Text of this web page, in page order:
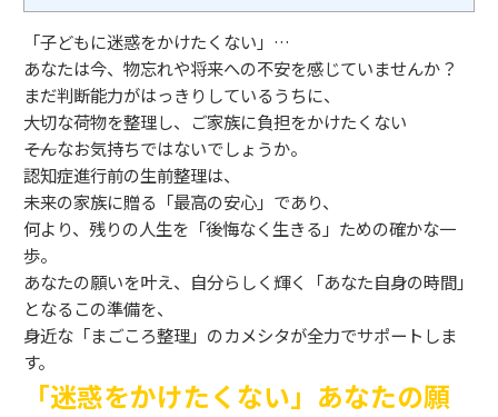
「子どもに迷惑をかけたくない」…
あなたは今、物忘れや将来への不安を感じていませんか？
まだ判断能力がはっきりしているうちに、
大切な荷物を整理し、ご家族に負担をかけたくない
――そんなお気持ちではないでしょうか。
認知症進行前の生前整理は、
未来の家族に贈る「最高の安心」であり、
何より、残りの人生を「後悔なく生きる」ための確かな一
歩。
あなたの願いを叶え、自分らしく輝く「あなた自身の時間」
となるこの準備を、
身近な「まごころ整理」のカメシタが全力でサポートしま
す。
「迷惑をかけたくない」あなたの願